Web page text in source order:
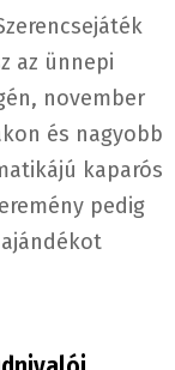
az ünnepi
november
és nagyobb
kaparós
pedig